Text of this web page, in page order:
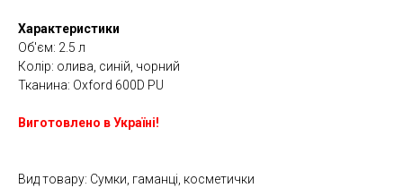
Характеристики
Об'єм: 2.5 л
Колір: олива, синій, чорний
Тканина: Oxford 600D PU
Виготовлено в Україні!
Вид товару: Сумки, гаманці, косметички